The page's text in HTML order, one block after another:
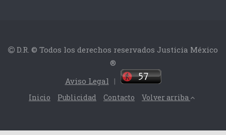
D.R. © Todos los derechos reservados Justicia México
®
Aviso Legal |
Inicio Publicidad Contacto Volver arriba